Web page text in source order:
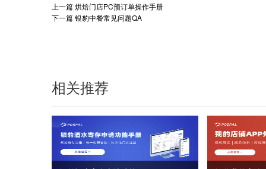
上一篇烘焙门店PC预订单操作手册
下一篇银豹中餐常见问题QA
相关推荐